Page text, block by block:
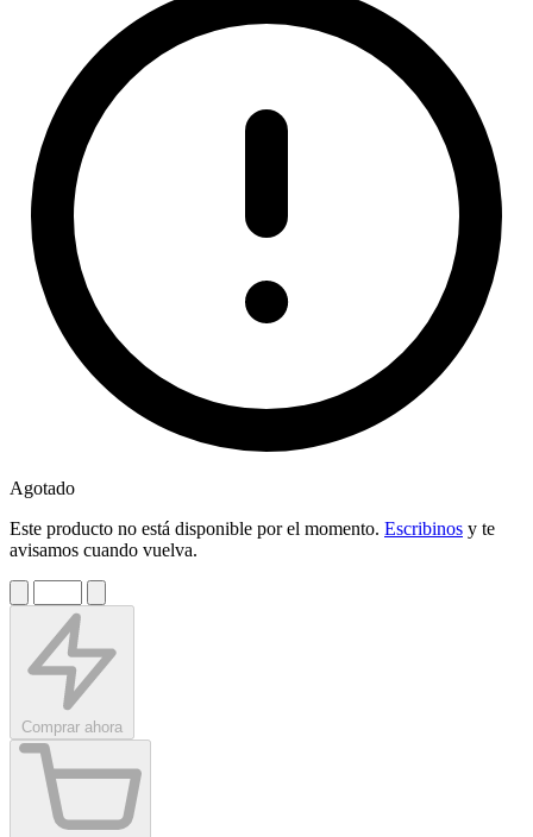
Agotado
Este producto no está disponible por el momento. Escribinos y te
avisamos cuando vuelva.
Comprar ahora